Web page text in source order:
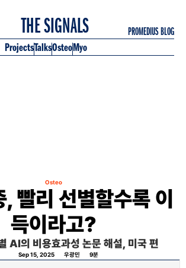
THE SIGNALS
PROMEDIUS BLOG
ProjectsTalksOsteoMyo
Osteo
빨리 선별할수록 이
득이라고?
AI의 비용효과성 논문 해설, 미국 편
Sep 15, 2025 우광민 9분